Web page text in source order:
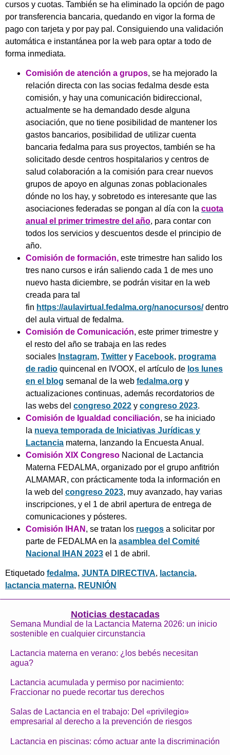
cursos y cuotas. También se ha eliminado la opción de pago
por transferencia bancaria, quedando en vigor la forma de
pago con tarjeta y por pay pal. Consiguiendo una validación
automática e instantánea por la web para optar a todo de
forma inmediata.
Comisión de atención a grupos, se ha mejorado la
relación directa con las socias fedalma desde esta
comisión, y hay una comunicación bidireccional,
actualmente se ha demandado desde alguna
asociación, que no tiene posibilidad de mantener los
gastos bancarios, posibilidad de utilizar cuenta
bancaria fedalma para sus proyectos, también se ha
solicitado desde centros hospitalarios y centros de
salud colaboración a la comisión para crear nuevos
grupos de apoyo en algunas zonas poblacionales
dónde no los hay, y sobretodo es interesante que las
asociaciones federadas se pongan al día con la cuota
anual el primer trimestre del año, para contar con
todos los servicios y descuentos desde el principio de
año.
Comisión de formación, este trimestre han salido los
tres nano cursos e irán saliendo cada 1 de mes uno
nuevo hasta diciembre, se podrán visitar en la web
creada para tal
fin https://aulavirtual.fedalma.org/nanocursos/ dentro
del aula virtual de fedalma.
Comisión de Comunicación, este primer trimestre y
el resto del año se trabaja en las redes
sociales Instagram, Twitter y Facebook, programa
de radio quincenal en IVOOX, el artículo de los lunes
en el blog semanal de la web fedalma.org y
actualizaciones continuas, además recordatorios de
las webs del congreso 2022 y congreso 2023.
Comisión de Igualdad conciliación, se ha iniciado
la nueva temporada de Iniciativas Jurídicas y
Lactancia materna, lanzando la Encuesta Anual.
Comisión XIX Congreso Nacional de Lactancia
Materna FEDALMA, organizado por el grupo anfitrión
ALMAMAR, con prácticamente toda la información en
la web del congreso 2023, muy avanzado, hay varias
inscripciones, y el 1 de abril apertura de entrega de
comunicaciones y pósteres.
Comisión IHAN , se tratan los ruegos a solicitar por
parte de FEDALMA en la asamblea del Comité
Nacional IHAN 2023 el 1 de abril.
Etiquetado fedalma, JUNTA DIRECTIVA, lactancia,
lactancia materna, REUNIÓN
Noticias destacadas
Semana Mundial de la Lactancia Materna 2026: un inicio
sostenible en cualquier circunstancia
Lactancia materna en verano: ¿los bebés necesitan
agua?
Lactancia acumulada y permiso por nacimiento:
Fraccionar no puede recortar tus derechos
Salas de Lactancia en el trabajo: Del «privilegio»
empresarial al derecho a la prevención de riesgos
Lactancia en piscinas: cómo actuar ante la discriminación